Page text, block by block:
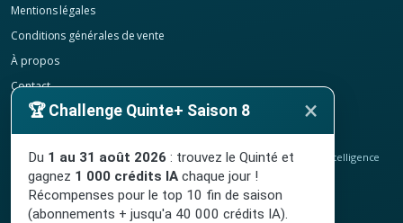
Mentions légales
Conditions générales de vente
À propos
Contact
Confidentialité
Résilier mon abonnement
© 2020-2026 TURF.bzh, analyses hippiques, classement ELO et intelligence
artificielle.
Site indépendant, sans lien avec le PMU. Jeu interdit aux mineurs.
🏆 Challenge Quinte+ Saison 8 ×
Du 1 au 31 août 2026 : trouvez le Quinté et
gagnez 1 000 crédits IA chaque jour !
Récompenses pour le top 10 fin de saison
(abonnements + jusqu'a 40 000 crédits IA).